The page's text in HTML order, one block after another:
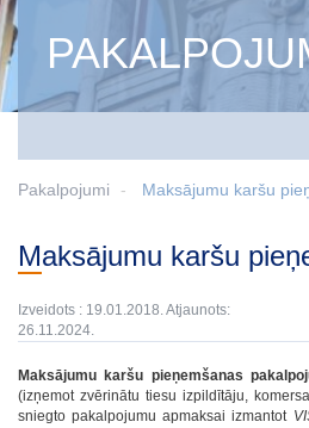
Pakalpojumi Maksājumu karšu
Maksājumu karšu
Izveidots : 19.01.2018. Atjaunots:
26.11.2024.
Maksājumu karšu pieņemšanas
(izņemot zvērinātu tiesu izpildītāju,
sniegto pakalpojumu apmaksai izmantot